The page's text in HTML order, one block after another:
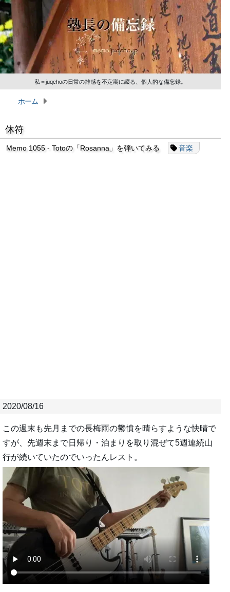
私＝juqchoの日常の雑感を不定期に綴る、個人的な備忘録。
ホーム
休符
Memo 1055 - Totoの「Rosanna」を弾いてみる 音楽
2020/08/16
この週末も先月までの長梅雨の鬱憤を晴らすような快晴で
すが、先週末まで日帰り・泊まりを取り混ぜて5週連続山
行が続いていたのでいったんレスト。